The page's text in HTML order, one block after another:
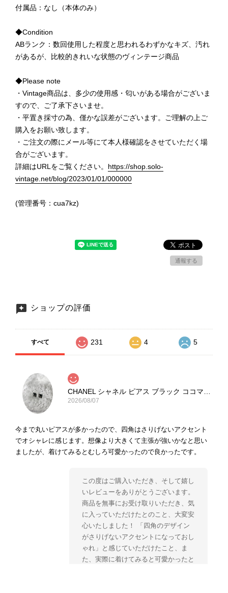
付属品：なし（本体のみ）
◆Condition
ABランク：数回使用した程度と思われるわずかなキズ、汚れ
があるが、比較的きれいな状態のヴィンテージ商品
◆Please note
・Vintage商品は、多少の使用感・匂いがある場合がございま
すので、ご了承下さいませ。
・平置き採寸の為、僅かな誤差がございます。ご理解の上ご
購入をお願い致します。
・ご注文の際にメール等にて本人様確認をさせていただく場
合がございます。
詳細はURLをご覧ください。 https://shop.solo-
vintage.net/blog/2023/01/01/000000
(管理番号：cua7kz)
通報する
ショップの評価
すべて 231 4 5
2026/08/07
今まで丸いピアスが多かったので、四角はさりげないアクセント
でオシャレに感じます。想像より大きくて主張が強いかなと思い
ましたが、着けてみるとむしろ可愛かったので良かったです。
この度はご購入いただき、そして嬉し
いレビューをありがとうございます。
商品を無事にお受け取りいただき、気
に入っていただけたとのこと、大変安
心いたしました！ 「四角のデザイン
がさりげないアクセントになっておし
ゃれ」と感じていただけたこと、ま
た、実際に着けてみると可愛かったと